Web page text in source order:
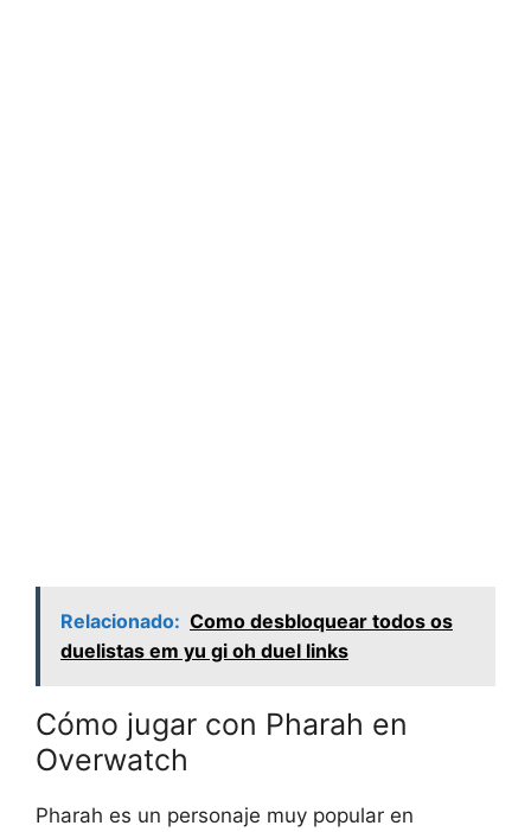
Relacionado: Como desbloquear todos os
duelistas em yu gi oh duel links
Cómo jugar con Pharah en
Overwatch
Pharah es un personaje muy popular en